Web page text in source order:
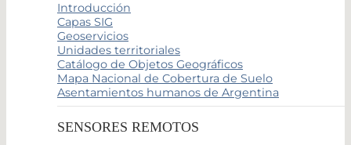
Introducción
Capas SIG
Geoservicios
Unidades territoriales
Catálogo de Objetos Geográficos
Mapa Nacional de Cobertura de Suelo
Asentamientos humanos de Argentina
SENSORES REMOTOS